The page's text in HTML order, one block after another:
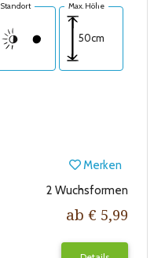
Standort Max. Höhe
50cm
Merken
2 Wuchsformen
ab € 5,99